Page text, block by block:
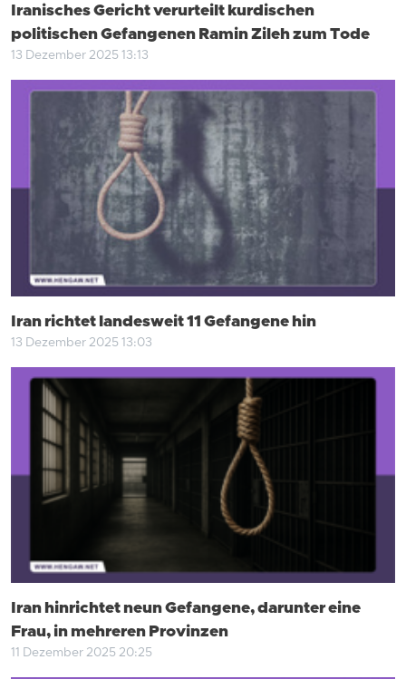
Iranisches Gericht verurteilt kurdischen
politischen Gefangenen Ramin Zileh zum Tode
13 Dezember 2025 13:13
Iran richtet landesweit 11 Gefangene hin
13 Dezember 2025 13:03
Iran hinrichtet neun Gefangene, darunter eine
Frau, in mehreren Provinzen
11 Dezember 2025 20:25